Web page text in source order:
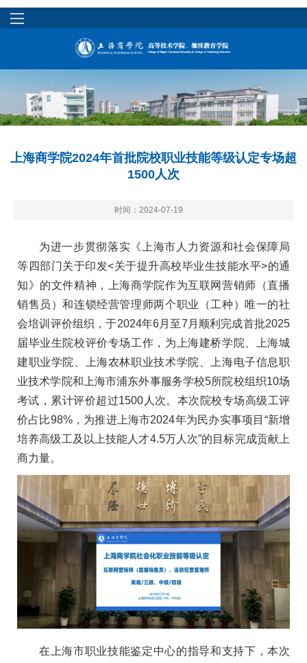
上海商学院2024年首批院校职业技能等级认定专场超
1500人次
时间：2024-07-19
为进一步贯彻落实《上海市人力资源和社会保障局
等四部门关于印发<关于提升高校毕业生技能水平>的通
知》的文件精神，上海商学院作为互联网营销师 （直播
销售员）和连锁经营管理师两个职业（工种）唯一的社
会培训评价组织，于2024年6月至7月顺利完成首批2025
届毕业生院校评价专场工作，为上海建桥学院、上海城
建职业学院、上海农林职业技术学院、上海电子信息职
业技术学院和上海市浦东外事服务学校5所院校组织10场
考试，累计评价超过1500人次。本次院校专场高级工评
价占比98%，为推进上海市2024年为民办实事项目“新增
培养高级工及以上技能人才4.5万人次”的目标完成贡献上
商力量。
在上海市职业技能鉴定中心的指导和支持下，本次